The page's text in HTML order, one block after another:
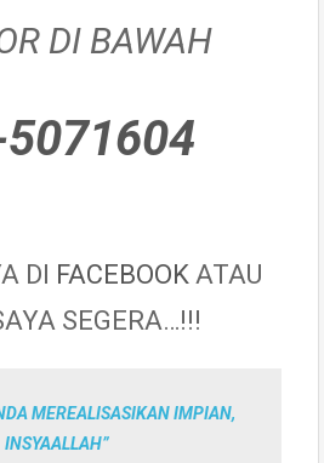
DI BAWAH
DI FACEBOOKATAU
SEGERA…!!!
MEREALISASIKAN IMPIAN,
INSYAALLAH”